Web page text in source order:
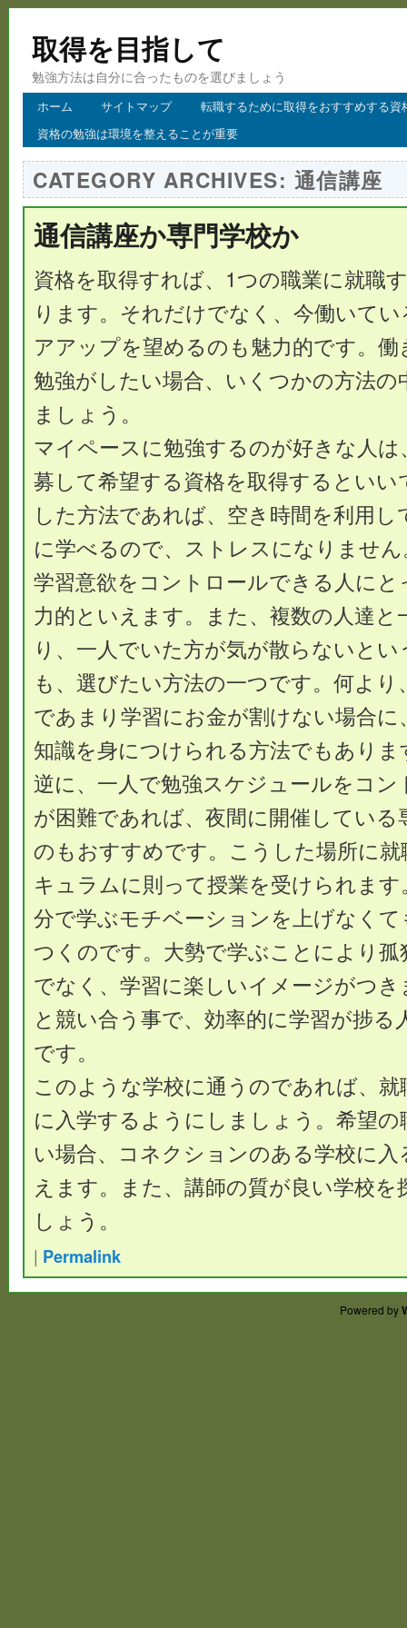
取得を目指して
勉強方法は自分に合ったものを選びましょう
ホーム サイトマップ
転職するために取得をおすすめする資
資格の勉強は環境を整えることが重要
CATEGORY ARCHIVES: 通信講座
通信講座か専門学校か
資格を取得すれば、1つの職業に就職
ります。それだけでなく、今働いて
アアップを望めるのも魅力的です。
勉強がしたい場合、いくつかの方法
ましょう。
マイペースに勉強するのが好きな人は
募して希望する資格を取得するとい
した方法であれば、空き時間を利用
に学べるので、ストレスになりませ
学習意欲をコントロールできる人に
力的といえます。また、複数の人達と
り、一人でいた方が気が散らないと
も、選びたい方法の一つです。何より
であまり学習にお金が割けない場合に
知識を身につけられる方法でもありま
逆に、一人で勉強スケジュールをコ
が困難であれば、夜間に開催している
のもおすすめです。こうした場所に
キュラムに則って授業を受けられま
分で学ぶモチベーションを上げなく
つくのです。大勢で学ぶことにより
でなく、学習に楽しいイメージがつ
と競い合う事で、効率的に学習が捗る
です。
このような学校に通うのであれば、
に入学するようにしましょう。希望
い場合、コネクションのある学校に
えます。また、講師の質が良い学校
しょう。
| Permalink
Powered by